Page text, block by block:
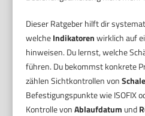
Dieser Ratgeber hilft dir
welcheIndikatorenwirklich auf
hinweisen. Du lernst, welche
führen. Du bekommst konkrete
zählen Sichtkontrollen vonSchale
Befestigungspunkte wie ISOFIX
Kontrolle vonAblaufdatum und